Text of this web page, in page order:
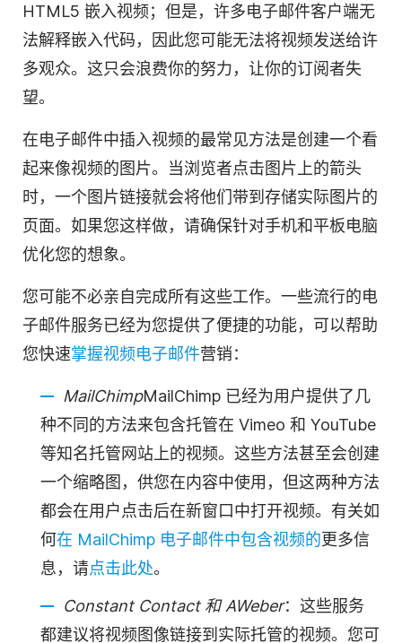
HTML5 嵌入视频；但是，许多电子邮件客户端无
法解释嵌入代码，因此您可能无法将视频发送给许
多观众。这只会浪费你的努力，让你的订阅者失
望。
在电子邮件中插入视频的最常见方法是创建一个看
起来像视频的图片。当浏览者点击图片上的箭头
时，一个图片链接就会将他们带到存储实际图片的
页面。如果您这样做，请确保针对手机和平板电脑
优化您的想象。
您可能不必亲自完成所有这些工作。一些流行的电
子邮件服务已经为您提供了便捷的功能，可以帮助
您快速掌握视频电子邮件营销：
MailChimpMailChimp 已经为用户提供了几
种不同的方法来包含托管在 Vimeo 和 YouTube
等知名托管网站上的视频。这些方法甚至会创建
一个缩略图，供您在内容中使用，但这两种方法
都会在用户点击后在新窗口中打开视频。有关如
何在 MailChimp 电子邮件中包含视频的更多信
息，请点击此处。
Constant Contact 和 AWeber：这些服务
都建议将视频图像链接到实际托管的视频。您可